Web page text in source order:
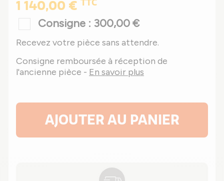
1 140,00 € TTC
Consigne : 300,00 €
Recevez votre pièce sans attendre.
Consigne remboursée à réception de
l'ancienne pièce - En savoir plus
AJOUTER AU PANIER